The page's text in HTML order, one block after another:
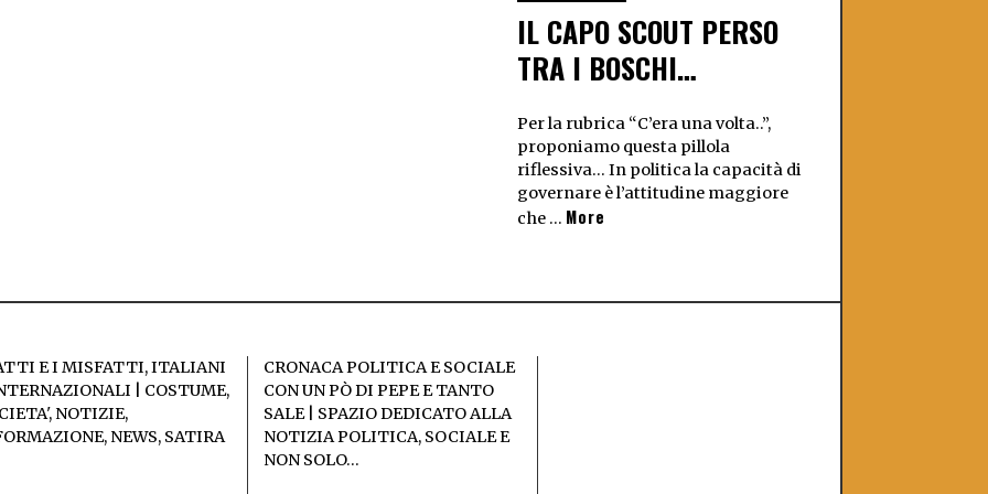
IL CAPO SCOUT PERSO
TRA I BOSCHI…
Per la rubrica “C’era una volta..”,
proponiamo questa pillola
riflessiva… In politica la capacità di
governare è l’attitudine maggiore
che … More
E I MISFATTI, ITALIANI
| COSTUME,
NOTIZIE,
NEWS, SATIRA
CRONACA POLITICA E SOCIALE
CON UN PÒ DI PEPE E TANTO
SALE | SPAZIO DEDICATO ALLA
NOTIZIA POLITICA, SOCIALE E
NON SOLO…